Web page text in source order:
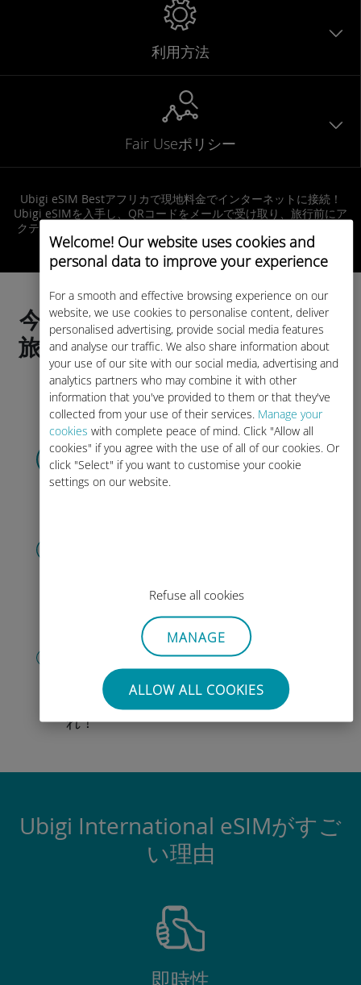
Welcome! Our website uses cookies and
personal data to improve your experience
For a smooth and effective browsing experience on our
website, we use cookies to personalise content, deliver
personalised advertising, provide social media features
and analyse our traffic. We also share information about
your use of our site with our social media, advertising and
analytics partners who may combine it with other
information that you've provided to them or that they've
collected from your use of their services. Manage your
cookies with complete peace of mind. Click "Allow all
cookies" if you agree with the use of all of our cookies. Or
click "Select" if you want to customise your cookie
settings on our website.
Refuse all cookies
MANAGE
ALLOW ALL COOKIES
利用方法
Fair Useポリシー
Ubigi eSIM Bestアフリカで現地料金でインターネットに接続！
Ubigi eSIMを入手し、QRコードをメールで受け取り、旅行前にア
クティベート。到着後すぐにスムーズなインターネット接続を楽
しめます！
今すぐデータプランを選択し、
旅行前にアクティベートしまし
ょう!
データプランを選ぶ
そしてメール経由でQRコードを受け
取りましょう！
アカウントを作成する
すると、データプランの.使用が可能と
なります。外出先 から残高を確認し、
追加購入がおこなえます。お楽しみあ
れ！
Ubigi International eSIMがすご
い理由
即時性